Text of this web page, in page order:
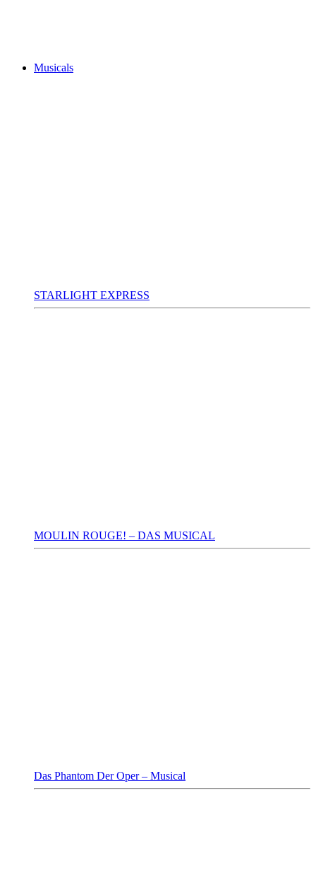
Musicals
STARLIGHT EXPRESS
MOULIN ROUGE! – DAS MUSICAL
Das Phantom Der Oper – Musical